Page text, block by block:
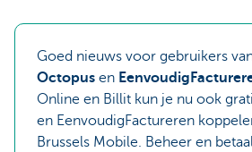
Goed nieuws voor gebruikers
Octopus en
Online en Billit kun je nu ook
en EenvoudigFactureren
Brussels Mobile. Beheer en